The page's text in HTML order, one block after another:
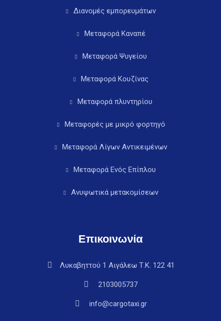
Διανομές εμπορευμάτων
Μεταφορά Καναπέ
Μεταφορά Ψυγείου
Μεταφορά Κουζίνας
Μεταφορά πλυντηρίου
Μεταφορές με μικρό φορτηγό
Μεταφορά Λίγων Αντικειμένων
Μεταφορά Ενός Επίπλου
Ανυψωτικά μετακομίσεων
Επικοινωνία
Λυκαβηττού 1 Αιγάλεω Τ.Κ. 122 41
2103005737
info@cargotaxi.gr